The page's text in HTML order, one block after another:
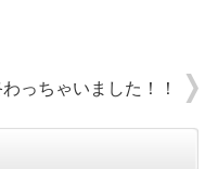
っちゃいました！！